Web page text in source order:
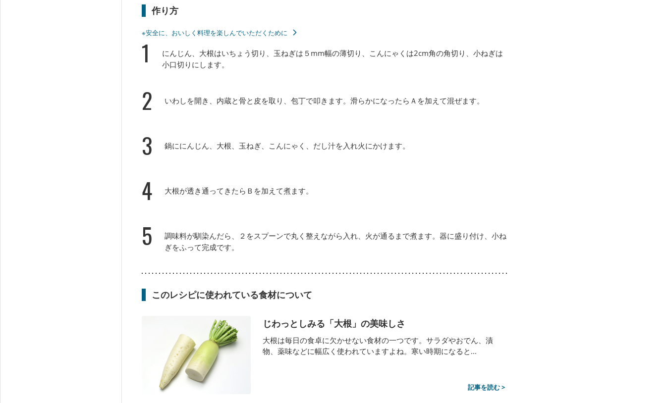
作り方
※安全に、おいしく料理を楽しんでいただくために
1
にんじん、大根はいちょう切り、玉ねぎは５mm幅の薄切り、こんにゃくは2cm角の角切り、小ねぎは
小口切りにします。
2 いわしを開き、内蔵と骨と皮を取り、包丁で叩きます。滑らかになったらＡを加えて混ぜます。
3 鍋ににんじん、大根、玉ねぎ、こんにゃく、だし汁を入れ火にかけます。
4 大根が透き通ってきたらＢを加えて煮ます。
5
調味料が馴染んだら、２をスプーンで丸く整えながら入れ、火が通るまで煮ます。器に盛り付け、小ね
ぎをふって完成です。
このレシピに使われている食材について
じわっとしみる「大根」の美味しさ
大根は毎日の食卓に欠かせない食材の一つです。サラダやおでん、漬
物、薬味などに幅広く使われていますよね。寒い時期になると...
記事を読む >